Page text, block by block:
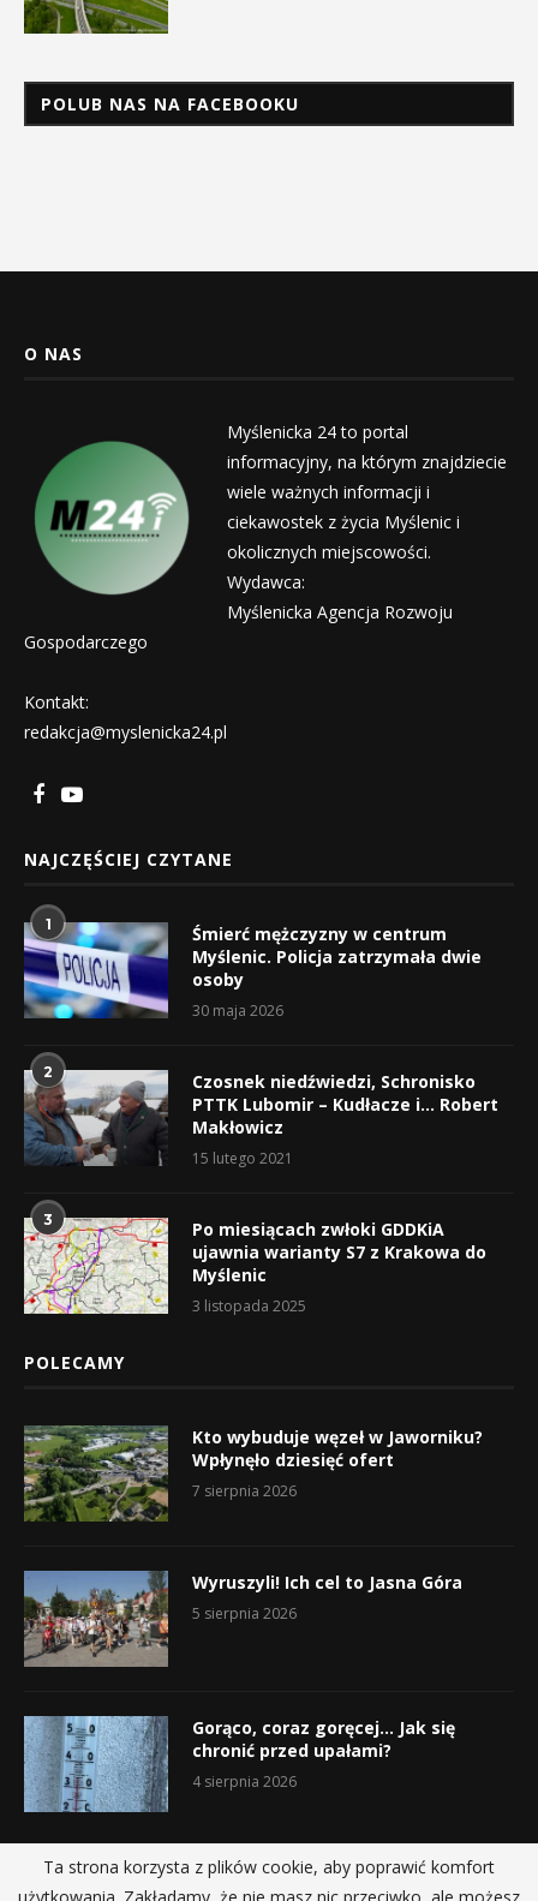
POLUB NAS NA FACEBOOKU
O NAS
Myślenicka 24 to portal
informacyjny, na którym znajdziecie
wiele ważnych informacji i
ciekawostek z życia Myślenic i
okolicznych miejscowości.
Wydawca:
Myślenicka Agencja Rozwoju
Gospodarczego
Kontakt:
redakcja@myslenicka24.pl
NAJCZĘŚCIEJ CZYTANE
1
Śmierć mężczyzny w centrum
Myślenic. Policja zatrzymała dwie
osoby
30 maja 2026
2
Czosnek niedźwiedzi, Schronisko
PTTK Lubomir – Kudłacze i… Robert
Makłowicz
15 lutego 2021
3
Po miesiącach zwłoki GDDKiA
ujawnia warianty S7 z Krakowa do
Myślenic
3 listopada 2025
POLECAMY
Kto wybuduje węzeł w Jaworniku?
Wpłynęło dziesięć ofert
7 sierpnia 2026
Wyruszyli! Ich cel to Jasna Góra
5 sierpnia 2026
Gorąco, coraz goręcej… Jak się
chronić przed upałami?
4 sierpnia 2026
Ta strona korzysta z plików cookie, aby poprawić komfort